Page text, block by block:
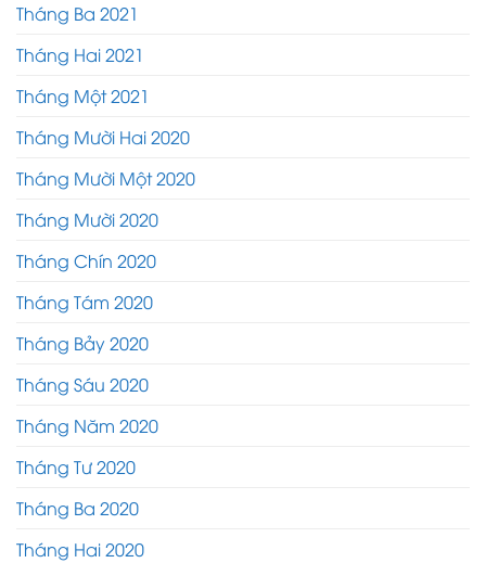
Tháng Ba 2021
Tháng Hai 2021
Tháng Một 2021
Tháng Mười Hai 2020
Tháng Mười Một 2020
Tháng Mười 2020
Tháng Chín 2020
Tháng Tám 2020
Tháng Bảy 2020
Tháng Sáu 2020
Tháng Năm 2020
Tháng Tư 2020
Tháng Ba 2020
Tháng Hai 2020